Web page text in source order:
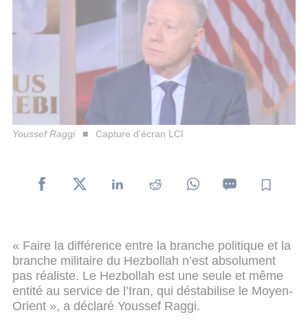
Youssef Raggi Capture d'écran LCI
« Faire la différence entre la branche politique et la
branche militaire du Hezbollah n’est absolument
pas réaliste. Le Hezbollah est une seule et même
entité au service de l’Iran, qui déstabilise le Moyen-
Orient », a déclaré Youssef Raggi.